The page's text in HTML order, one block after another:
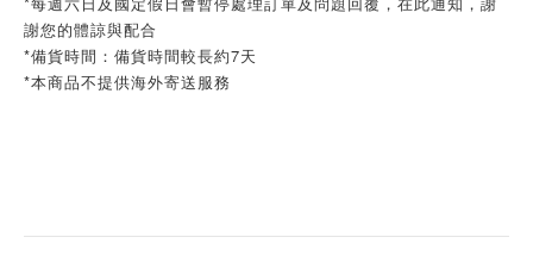
謝您的體諒與配合
*備貨時間：備貨時間較長約7天
*本商品不提供海外寄送服務